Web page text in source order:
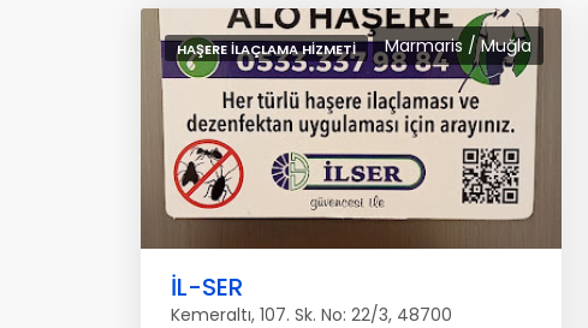
Marmaris / Muğla
HAŞERE İLAÇLAMA HIZMETI
İL-SER
Kemeraltı, 107. Sk. No: 22/3, 48700